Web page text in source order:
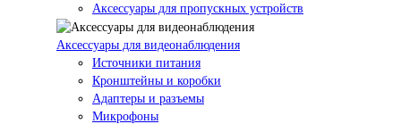
Аксессуары для пропускных устройств
Аксессуары для видеонаблюдения
Источники питания
Кронштейны и коробки
Адаптеры и разъемы
Микрофоны